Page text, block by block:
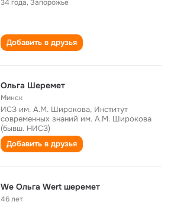
34 года,Запорожье
Добавить в друзья
Ольга Шеремет
Минск
ИСЗ им. А.М. Широкова, Институт
современных знаний им. А.М. Широкова
(бывш. НИСЗ)
Добавить в друзья
We Ольга Wert шеремет
46 лет